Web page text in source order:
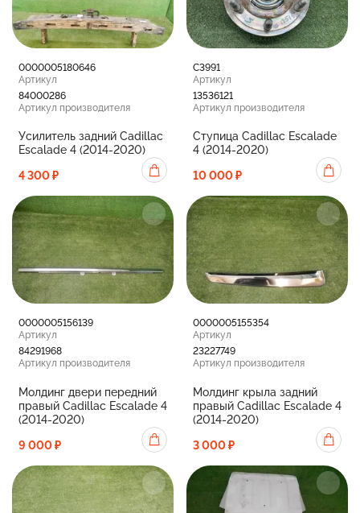
0000005180646
Артикул
84000286
Артикул производителя
Усилитель задний Cadillac
Escalade 4 (2014-2020)
4 300 ₽
С3991
Артикул
13536121
Артикул производителя
Ступица Cadillac Escalade
4 (2014-2020)
10 000 ₽
0000005156139
Артикул
84291968
Артикул производителя
Молдинг двери передний
правый Cadillac Escalade 4
(2014-2020)
9 000 ₽
0000005155354
Артикул
23227749
Артикул производителя
Молдинг крыла задний
правый Cadillac Escalade 4
(2014-2020)
3 000 ₽